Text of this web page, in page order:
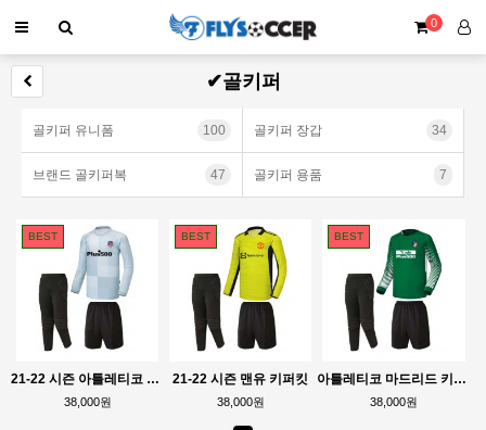
0
✔골키퍼
골키퍼 유니폼 100 골키퍼 장갑 34
브랜드 골키퍼복 47 골키퍼 용품 7
BEST
21-22 시즌 아틀레티코 키퍼킷
38,000원
BEST
21-22 시즌 맨유 키퍼킷
38,000원
BEST
아틀레티코 마드리드 키퍼킷
38,000원